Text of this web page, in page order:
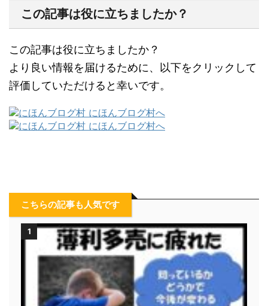
この記事は役に立ちましたか？
この記事は役に立ちましたか？
より良い情報を届けるために、以下をクリックして
評価していただけると幸いです。
こちらの記事も人気です
1